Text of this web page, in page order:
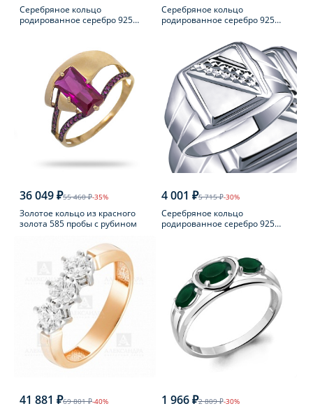
Серебряное кольцо
родированное серебро 925
Серебряное кольцо
родированное серебро 925
36 049 ₽55 460 ₽-35%
Золотое кольцо из красного
золота 585 пробы с рубином
4 001 ₽5 715 ₽-30%
Серебряное кольцо
родированное серебро 925
41 881 ₽69 801 ₽-40% 1 966 ₽2 809 ₽-30%